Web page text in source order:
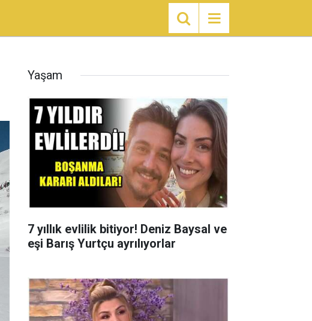
Yaşam
7 yıllık evlilik bitiyor! Deniz Baysal ve
eşi Barış Yurtçu ayrılıyorlar